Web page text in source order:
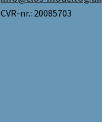
CVR-nr.: 20085703